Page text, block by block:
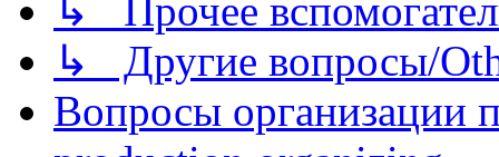
↳ Прочее
↳ Другие вопросы/
Вопросы организации